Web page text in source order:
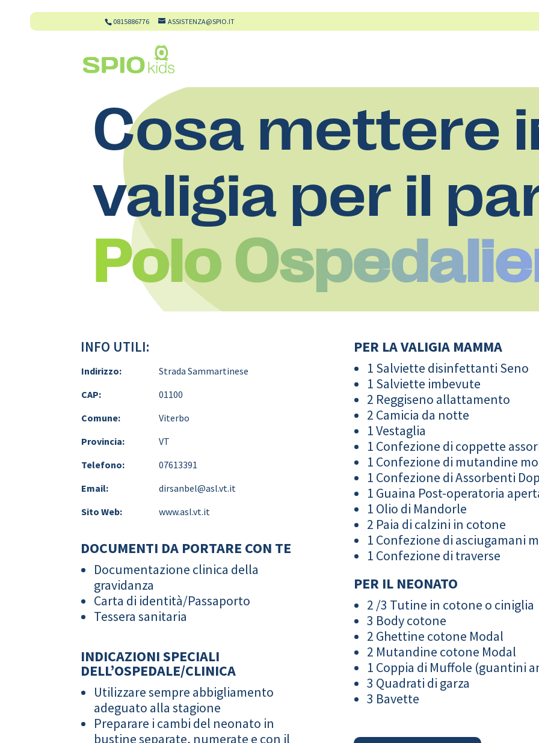
0815886776 ASSISTENZA@SPIO.IT
Cosa mettere
valigia per il
Polo
INFO UTILI:
Indirizzo:
Strada Sammartinese
CAP:
01100
Comune:
Viterbo
Provincia:
VT
Telefono:
07613391
Email:
dirsanbel@asl.vt.it
Sito Web:
www.asl.vt.it
DOCUMENTI DA PORTARE CON TE
Documentazione clinica della
gravidanza
Carta di identità/Passaporto
Tessera sanitaria
INDICAZIONI SPECIALI
DELL’OSPEDALE/CLINICA
Utilizzare sempre abbigliamento
adeguato alla stagione
Preparare i cambi del neonato in
bustine separate, numerate e con il
PER LA VALIGIA MAMMA
1 Salviette disinfettanti Seno
1 Salviette imbevute
2 Reggiseno allattamento
2 Camicia da notte
1 Vestaglia
1 Confezione di coppette
1 Confezione di mutandine
1 Confezione di Assorbenti
1 Guaina Post-operatoria
1 Olio di Mandorle
2 Paia di calzini in cotone
1 Confezione di asciugamani
1 Confezione di traverse
PER IL NEONATO
2 /3 Tutine in cotone o ciniglia
3 Body cotone
2 Ghettine cotone Modal
2 Mutandine cotone Modal
1 Coppia di Muffole (guantini
3 Quadrati di garza
3 Bavette